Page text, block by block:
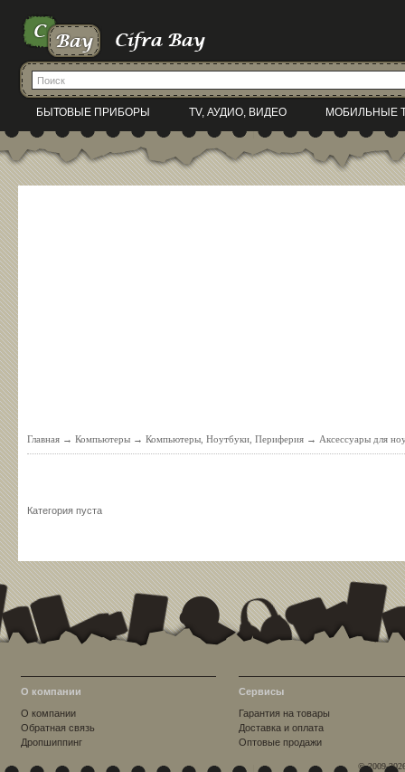
БЫТОВЫЕ ПРИБОРЫ TV, АУДИО, ВИДЕО МОБИЛЬНЫЕ
Главная → Компьютеры → Компьютеры, Ноутбуки, Периферия → Аксессуары для
Категория пуста
О компании
О компании
Обратная связь
Дропшиппинг
Сервисы
Гарантия на товары
Доставка и оплата
Оптовые продажи
© 2009-